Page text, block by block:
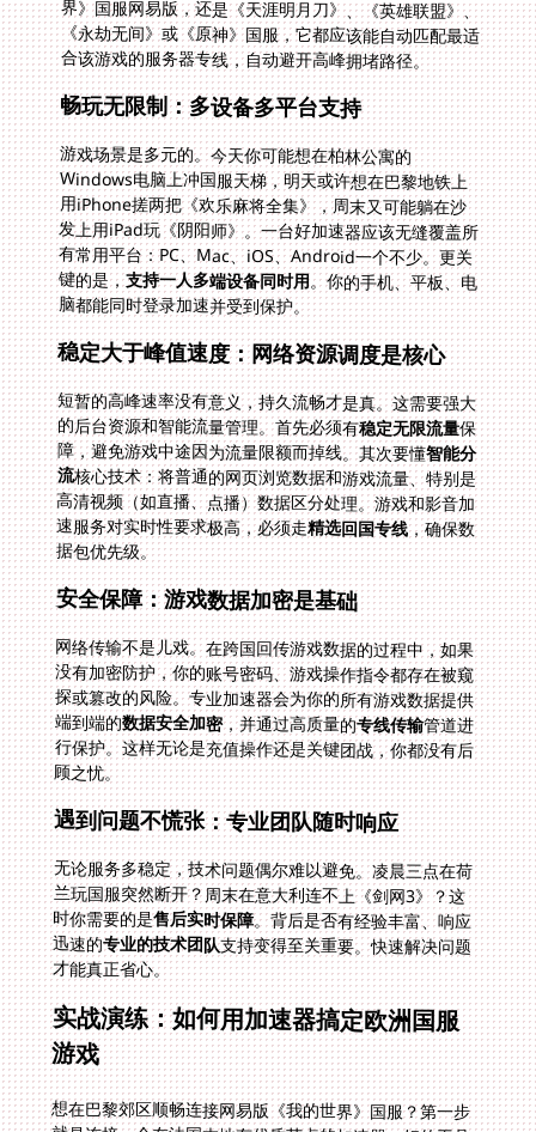
合该游戏的服务器专线，自动避开高峰拥堵路径。
畅玩无限制：多设备多平台支持
游戏场景是多元的。今天你可能想在柏林公寓的
Windows电脑上冲国服天梯，明天或许想在巴黎地铁上
用iPhone搓两把《欢乐麻将全集》，周末又可能躺在沙
发上用iPad玩《阴阳师》。一台好加速器应该无缝覆盖所
有常用平台：PC、Mac、iOS、Android一个不少。更关
键的是，支持一人多端设备同时用。你的手机、平板、电
脑都能同时登录加速并受到保护。
稳定大于峰值速度：网络资源调度是核心
短暂的高峰速率没有意义，持久流畅才是真。这需要强大
的后台资源和智能流量管理。首先必须有稳定无限流量保
障，避免游戏中途因为流量限额而掉线。其次要懂智能分
流核心技术：将普通的网页浏览数据和游戏流量、特别是
高清视频（如直播、点播）数据区分处理。游戏和影音加
速服务对实时性要求极高，必须走精选回国专线，确保数
据包优先级。
安全保障：游戏数据加密是基础
网络传输不是儿戏。在跨国回传游戏数据的过程中，如果
没有加密防护，你的账号密码、游戏操作指令都存在被窥
探或篡改的风险。专业加速器会为你的所有游戏数据提供
端到端的数据安全加密，并通过高质量的专线传输管道进
行保护。这样无论是充值操作还是关键团战，你都没有后
顾之忧。
遇到问题不慌张：专业团队随时响应
无论服务多稳定，技术问题偶尔难以避免。凌晨三点在荷
兰玩国服突然断开？周末在意大利连不上《剑网3》？这
时你需要的是售后实时保障。背后是否有经验丰富、响应
迅速的专业的技术团队支持变得至关重要。快速解决问题
才能真正省心。
实战演练：如何用加速器搞定欧洲国服
游戏
想在巴黎郊区顺畅连接网易版《我的世界》国服？第一步
就是连接一个在法国本地有优质节点的加速器。好的工具